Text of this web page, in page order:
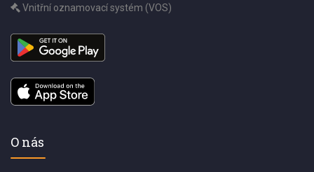
Vnitřní oznamovací systém (VOS)
O nás